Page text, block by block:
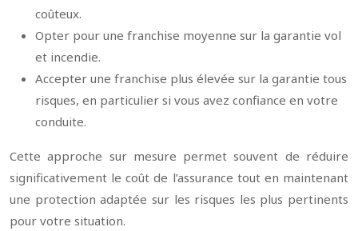
coûteux.
Opter pour une franchise moyenne sur la garantie vol
et incendie.
Accepter une franchise plus élevée sur la garantie tous
risques, en particulier si vous avez confiance en votre
conduite.
Cette approche sur mesure permet souvent de réduire
significativement le coût de l’assurance tout en maintenant
une protection adaptée sur les risques les plus pertinents
pour votre situation.